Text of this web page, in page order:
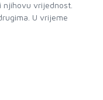
njihovu vrijednost.
U vrijeme